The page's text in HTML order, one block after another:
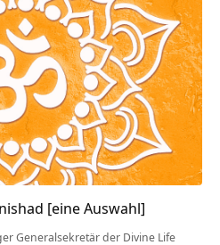
[eine Auswahl]
Generalsekretär der Divine Life